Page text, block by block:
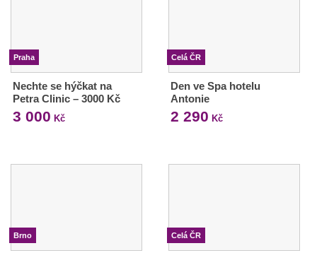
Praha
Nechte se hýčkat na
Petra Clinic – 3000 Kč
3 000 Kč
Celá ČR
Den ve Spa hotelu
Antonie
2 290 Kč
Brno Celá ČR